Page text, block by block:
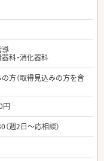
導
器科・消化器科
方（取得見込みの方を含
円
（週2日～応相談）